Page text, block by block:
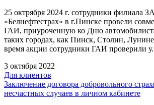
25 октрября 2024 г. сотрудники филиала
«Белнефтестрах» в г.Пинске провели
ГАИ, приуроченную ко Дню
таких городах, как Пинск, Столин,
время акции сотрудники ГАИ проверили
3 октября 2022
Для клиентов
Заключение договора добровольного
несчастных случаев в личном кабинете